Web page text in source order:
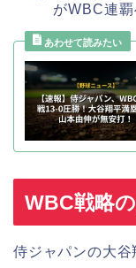
がWBC連覇
WBC戦略
侍ジャパンの大